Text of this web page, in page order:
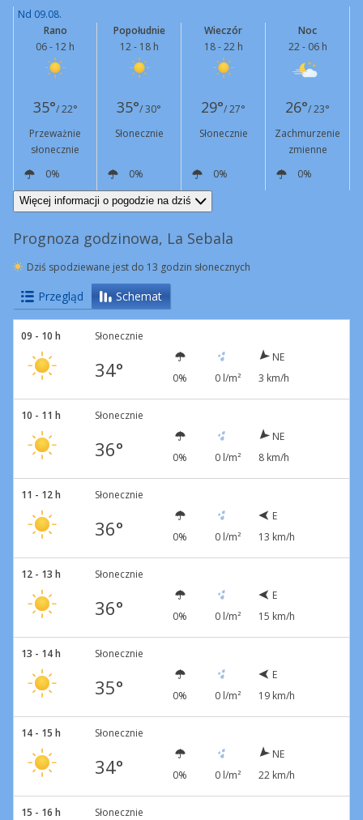
Nd 09.08.
Rano
06 - 12 h
Popołudnie
12 - 18 h
Wieczór
18 - 22 h
Noc
22 - 06 h
35°/ 22° 35°/ 30° 29°/ 27° 26°/ 23°
Przeważnie
słonecznie
Słonecznie Słonecznie
Zachmurzenie
zmienne
0%
0% 0%
0%
NE
6 km/h NE
20 km/h
Więcej informacji o pogodzie na dziś
Prognoza godzinowa, La Sebala
Dziś spodziewane jest do 13 godzin słonecznych
Przegląd Schemat
09 - 10 h Słonecznie
34° 0% 0 l/m²
NE
3 km/h
10 - 11 h Słonecznie
36° 0% 0 l/m²
NE
8 km/h
11 - 12 h Słonecznie
36° 0% 0 l/m²
E
13 km/h
12 - 13 h Słonecznie
36° 0% 0 l/m²
E
15 km/h
13 - 14 h Słonecznie
35° 0% 0 l/m²
E
19 km/h
14 - 15 h Słonecznie
34° 0% 0 l/m²
NE
22 km/h
15 - 16 h Słonecznie